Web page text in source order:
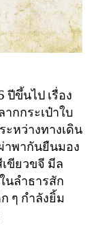
ปีขึ้นไป เรื่อง
กกระเป๋าใบ
หว่างทางเดิน
าพากันยืนมอง
ขียวขจี มีล
นลำธารสัก
ๆ กำลังยิ้ม